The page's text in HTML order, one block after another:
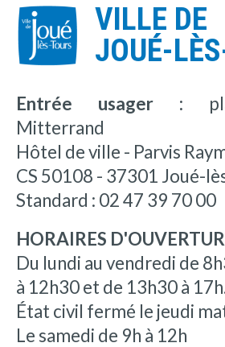
VILLE DE
JOUÉ-
Entrée usager :
Mitterrand
Hôtel de ville - Parvis
CS 50108 - 37301 Joué-
Standard : 02 47 39 70 00
HORAIRES
Du lundi au vendredi de
à 12h30 et de 13h30 à
État civil fermé le jeudi
Le samedi de 9h à 12h